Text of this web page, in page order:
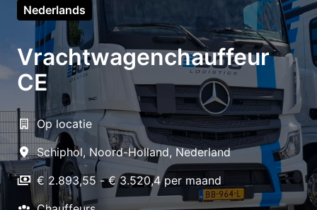
Nederlands
Vrachtwagenchauffeur
CE
Op locatie
Schiphol, Noord-Holland, Nederland
€ 2.893,55 - € 3.520,4 per maand